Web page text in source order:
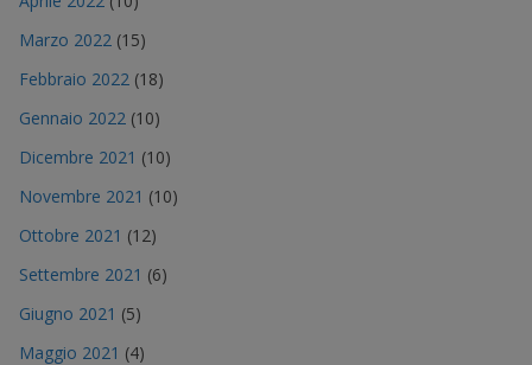
Marzo 2022 (15)
Febbraio 2022 (18)
Gennaio 2022 (10)
Dicembre 2021 (10)
Novembre 2021 (10)
Ottobre 2021 (12)
Settembre 2021 (6)
Giugno 2021 (5)
Maggio 2021 (4)